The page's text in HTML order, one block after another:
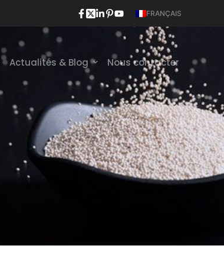
FRANÇAIS
Actualités & Blog Nous contacter